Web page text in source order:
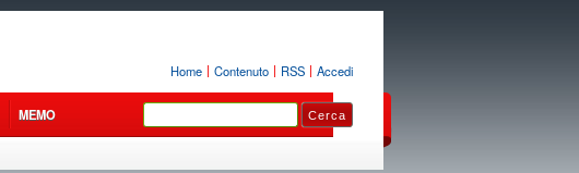
Home Contenuto RSS Accedi
MEMO